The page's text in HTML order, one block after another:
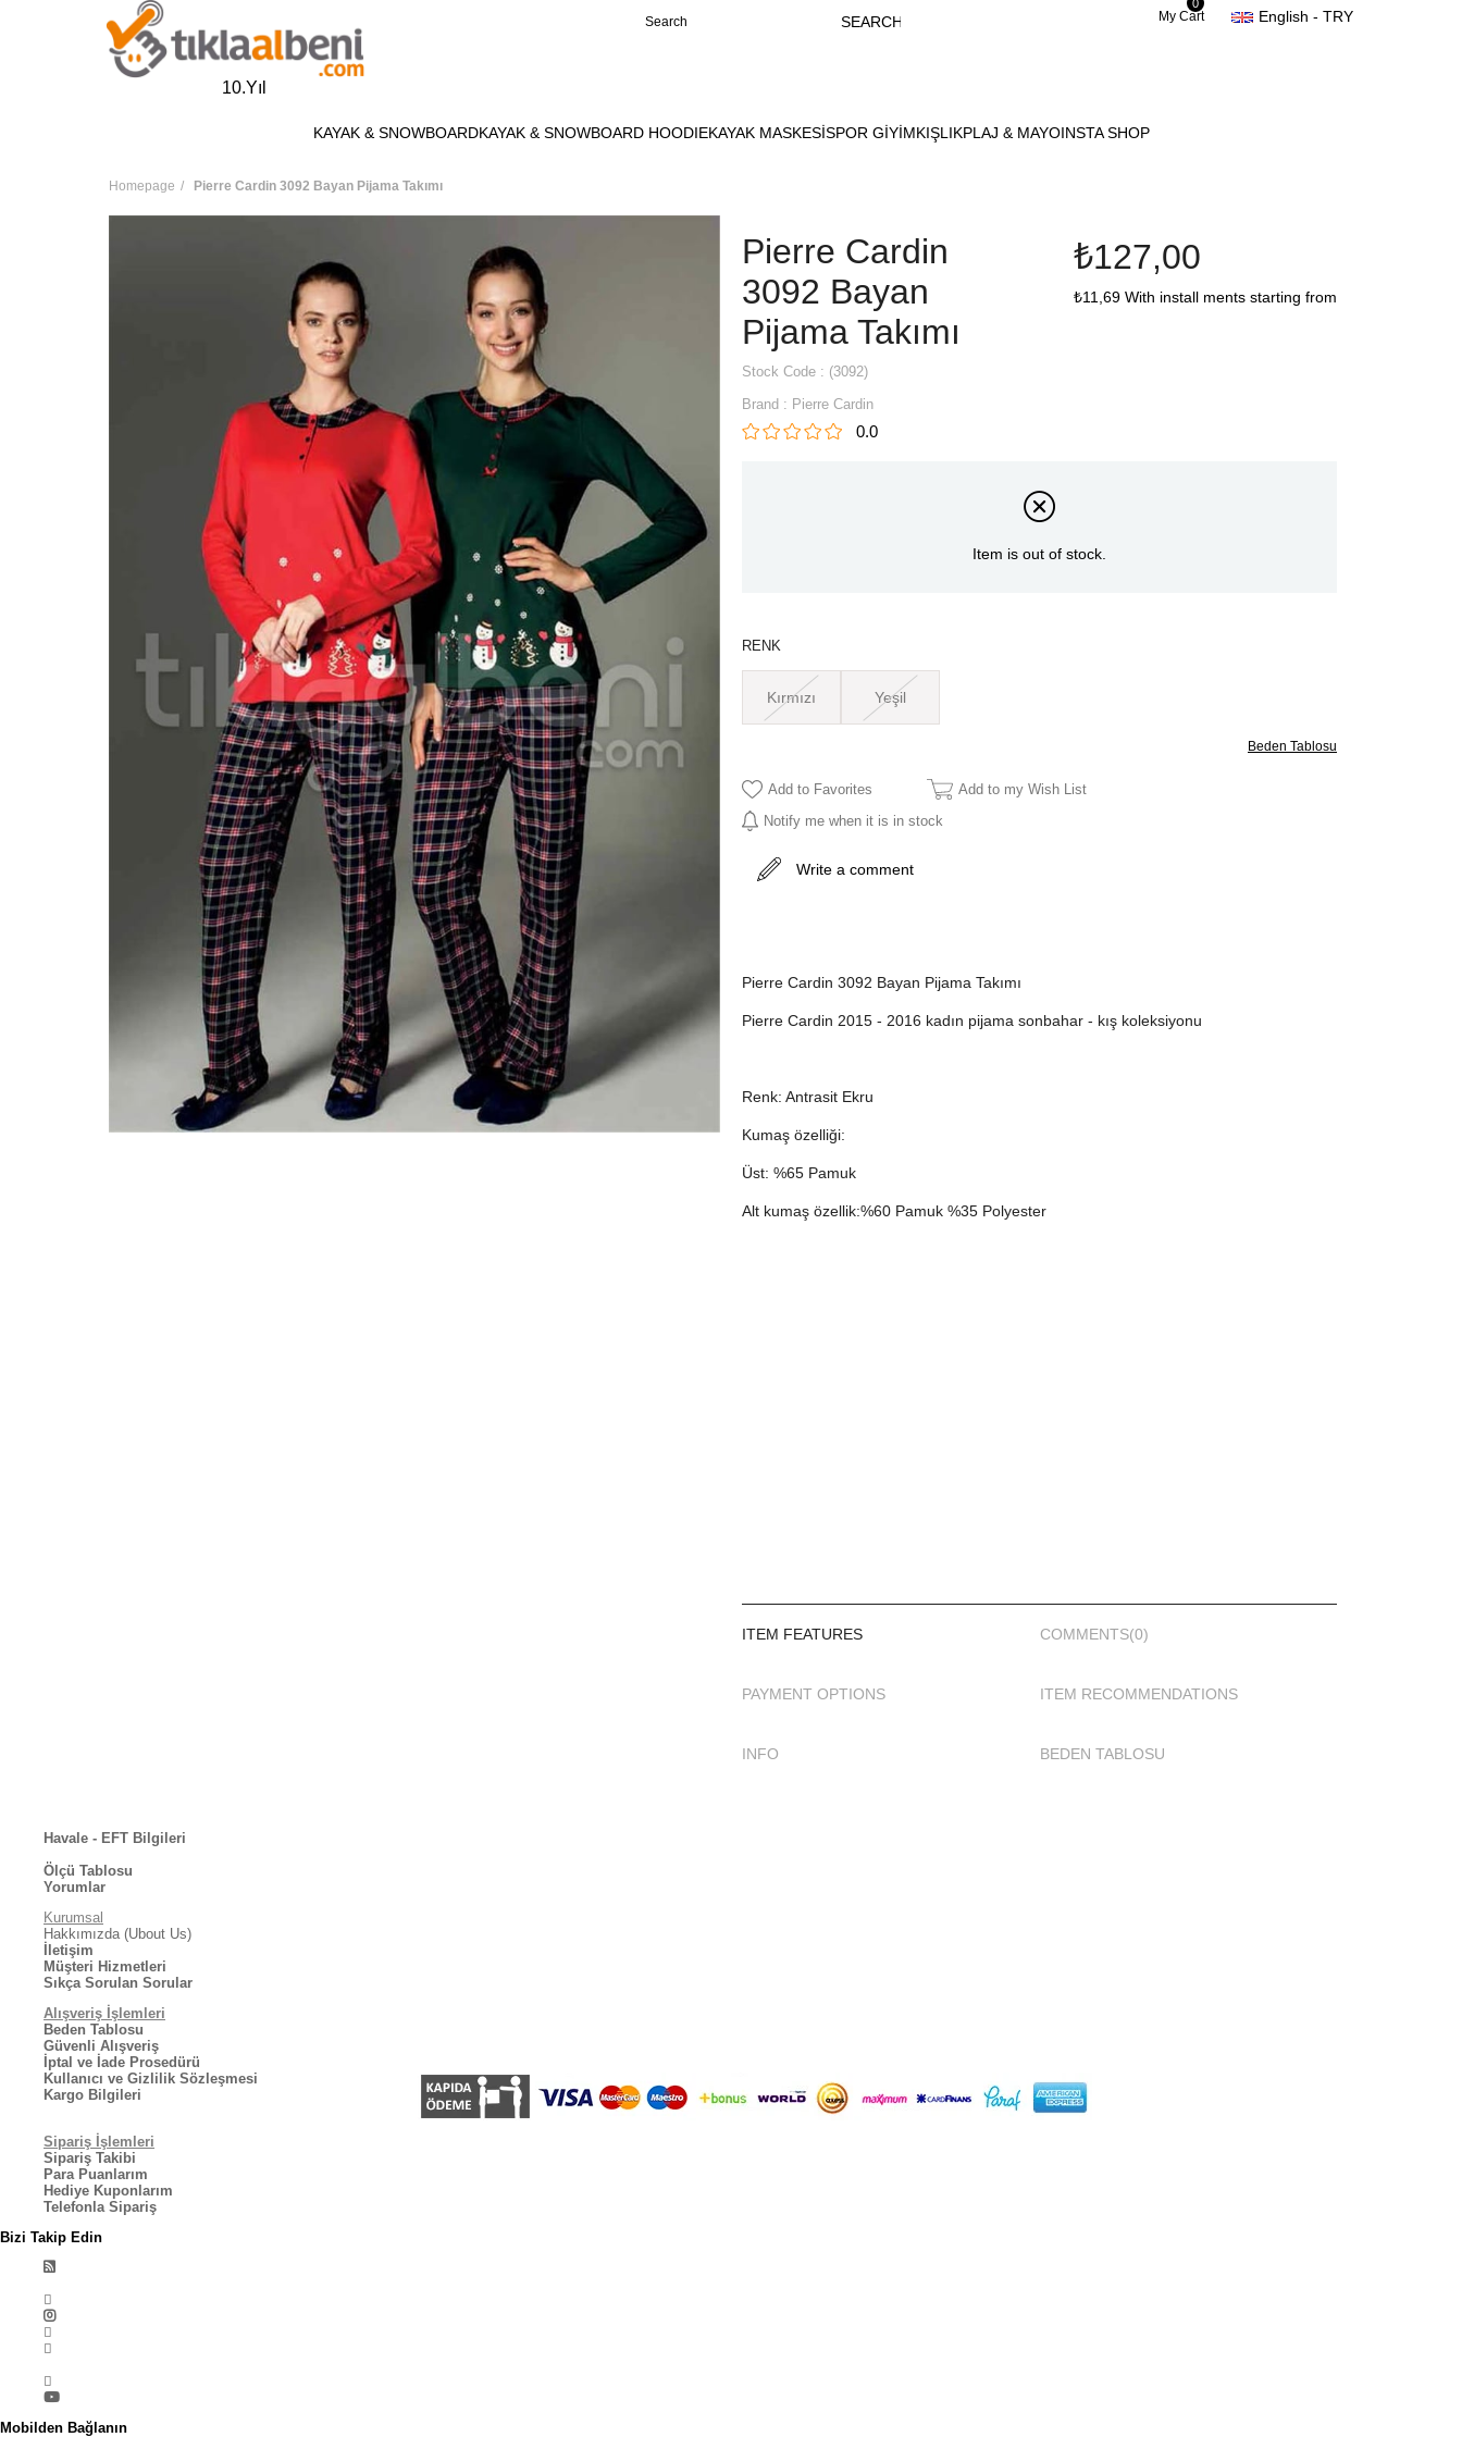
10.Yıl
English - TRY
My Cart
0
KAYAK & SNOWBOARDKAYAK & SNOWBOARD HOODIEKAYAK MASKESİSPOR GİYİMKIŞLIKPLAJ & MAYOINSTA SHOP
Homepage Pierre Cardin 3092 Bayan Pijama Takımı
Pierre Cardin
3092 Bayan
Pijama Takımı
₺127,00
₺11,69 With install ments starting from
Stock Code
(3092)
Brand : Pierre Cardin
0.0
Item is out of stock.
RENK
Kırmızı Yeşil
Beden Tablosu
Add to Favorites
Add to my Wish List
Notify me when it is in stock
Write a comment
Pierre Cardin 3092 Bayan Pijama Takımı
Pierre Cardin 2015 - 2016 kadın pijama sonbahar - kış koleksiyonu
Renk: Antrasit Ekru
Kumaş özelliği:
Üst: %65 Pamuk
Alt kumaş özellik:%60 Pamuk %35 Polyester
ITEM FEATURES COMMENTS(0)
PAYMENT OPTIONS ITEM RECOMMENDATIONS
INFO BEDEN TABLOSU
Havale - EFT Bilgileri
Ölçü Tablosu
Yorumlar
Kurumsal
Hakkımızda (Ubout Us)
İletişim
Müşteri Hizmetleri
Sıkça Sorulan Sorular
Alışveriş İşlemleri
Beden Tablosu
Güvenli Alışveriş
İptal ve İade Prosedürü
Kullanıcı ve Gizlilik Sözleşmesi
Kargo Bilgileri
Sipariş İşlemleri
Sipariş Takibi
Para Puanlarım
Hediye Kuponlarım
Telefonla Sipariş
Bizi Takip Edin
Mobilden Bağlanın